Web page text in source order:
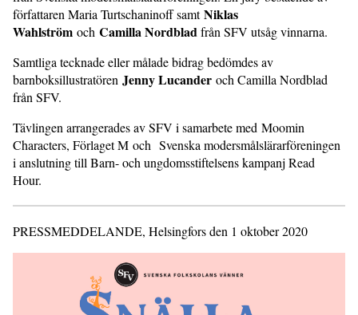
författaren Maria Turtschaninoff samtNiklas
Wahlström och Camilla Nordbladfrån SFV utsåg vinnarna.
Samtliga tecknade eller målade bidrag bedömdes av
barnboksillustratören Jenny Lucander och Camilla Nordblad
från SFV.
Tävlingen arrangerades av SFV i samarbete med Moomin
Characters, Förlaget M och Svenska modersmålslärarföreningen
i anslutning till Barn- och ungdomsstiftelsens kampanj Read
Hour.
PRESSMEDDELANDE, Helsingfors den 1 oktober 2020